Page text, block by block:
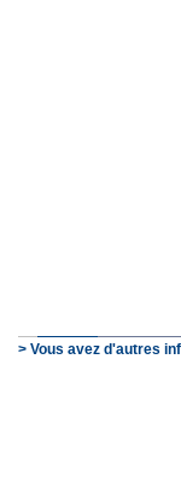
> Vous avez d'autres